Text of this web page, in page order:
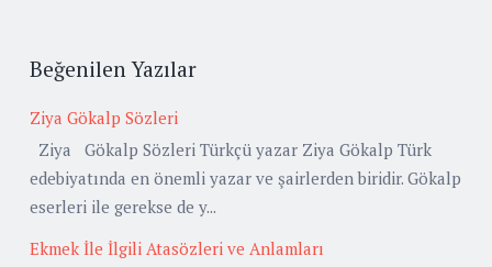
Beğenilen Yazılar
Ziya Gökalp Sözleri
Ziya Gökalp Sözleri Türkçü yazar Ziya Gökalp Türk
edebiyatında en önemli yazar ve şairlerden biridir. Gökalp
eserleri ile gerekse de y...
Ekmek İle İlgili Atasözleri ve Anlamları